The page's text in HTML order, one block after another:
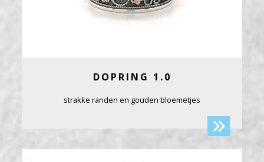
DOPRING 1.0
strakke randen en gouden bloemetjes